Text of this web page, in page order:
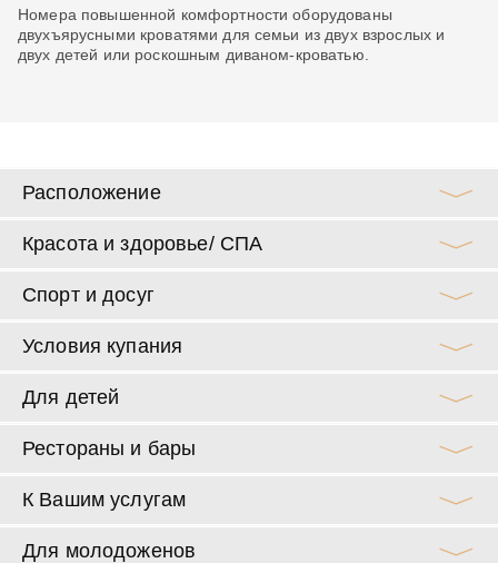
Номера повышенной комфортности оборудованы
двухъярусными кроватями для семьи из двух взрослых и
двух детей или роскошным диваном-кроватью.
Расположение
Красота и здоровье/ СПА
Спорт и досуг
Условия купания
Для детей
Рестораны и бары
К Вашим услугам
Для молодоженов